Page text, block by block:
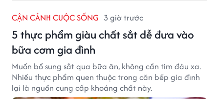
CẬN CẢNH CUỘC SỐNG 3 giờ trước
5 thực phẩm giàu chất sắt dễ đưa vào
bữa cơm gia đình
Muốn bổ sung sắt qua bữa ăn, không cần tìm đâu xa.
Nhiều thực phẩm quen thuộc trong căn bếp gia đình
lại là nguồn cung cấp khoáng chất này.